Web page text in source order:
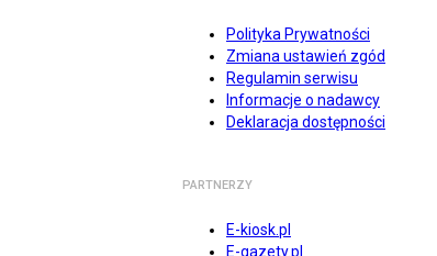
Polityka Prywatności
Zmiana ustawień zgód
Regulamin serwisu
Informacje o nadawcy
Deklaracja dostępności
PARTNERZY
E-kiosk.pl
E-gazety.pl